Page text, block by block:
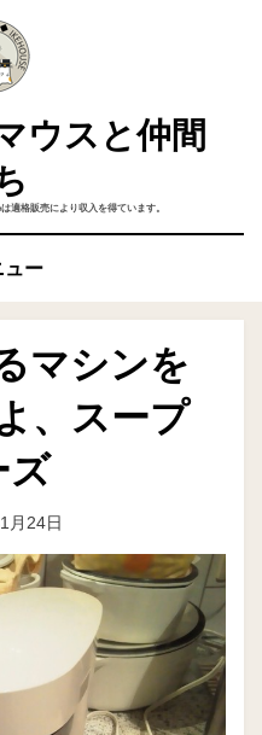
ウスと仲間
適格販売により収入を得ています。
ュー
マシンを
、スープ
ズ
ike月24日